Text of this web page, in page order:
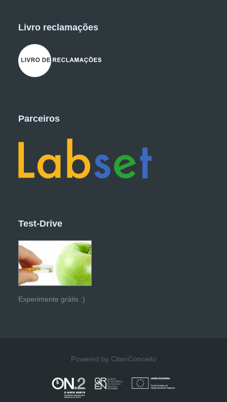
Livro reclamações
Parceiros
Test-Drive
Experimente grátis :)
Powered by CiberConceito